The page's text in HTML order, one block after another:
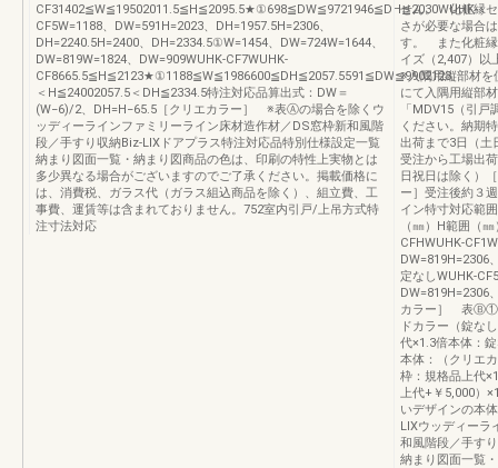
CF31402≦W≦19502011.5≦H≦2095.5★①698≦DW≦9721946≦DH≦2030WUHK-
CF5W=1188、DW=591H=2023、DH=1957.5H=2306、
DH=2240.5H=2400、DH=2334.5①W=1454、DW=724W=1644、
DW=819W=1824、DW=909WUHK-CF7WUHK-
CF8665.5≦H≦2123★①1188≦W≦1986600≦DH≦2057.5591≦DW≦9902123
＜H≦24002057.5＜DH≦2334.5特注対応品算出式：DW＝
(W−6)/2、DH=H−65.5［クリエカラー］ ※表Ⓐの場合を除くウ
ッディーラインファミリーライン床材造作材／DS窓枠新和風階
段／手すり収納Biz-LIXドアプラス特注対応品特別仕様設定一覧
納まり図面一覧・納まり図商品の色は、印刷の特性上実物とは
多少異なる場合がございますのでご了承ください。掲載価格に
は、消費税、ガラス代（ガラス組込商品を除く）、組立費、工
事費、運賃等は含まれておりません。752室内引戸/上吊方式特
注寸法対応
せん。 化粧縁セ
さが必要な場合
す。 また化粧縁
イズ（2,407）以
※入隅用縦部材を
にて入隅用縦部
「MDV15（引
ください。納期
出荷まで3日（土
受注から工場出
日祝日は除く）
ー］受注後約３
イン特寸対応範
（㎜）H範囲（
CFHWUHK-
DW=819H=2306
定なしWUHK-
DW=819H=2306
カラー］ 表Ⓑ①
ドカラー（錠な
代×1.3倍本体：
本体：（クリエ
枠：規格品上代
上代+￥5,000）
いデザインの本
LIXウッディーラ
和風階段／手す
納まり図面一覧